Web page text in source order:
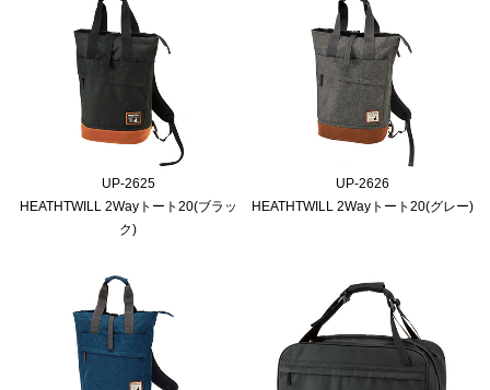
UP-2625
HEATHTWILL 2Wayトート20(ブラッ
ク)
UP-2626
HEATHTWILL 2Wayトート20(グレー)